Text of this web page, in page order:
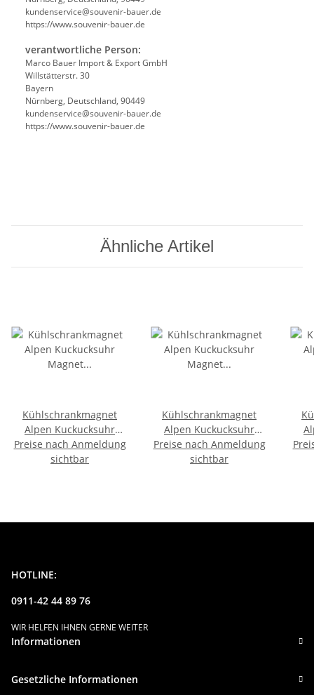
kundenservice@souvenir-bauer.de
https://www.souvenir-bauer.de
verantwortliche Person:
Marco Bauer Import & Export GmbH
Willstätterstr. 30
Bayern
Nürnberg, Deutschland, 90449
kundenservice@souvenir-bauer.de
https://www.souvenir-bauer.de
Ähnliche Artikel
Kühlschrankmagnet
Alpen Kuckucksuhr
Magnet
Urlaubserinnerung
Preise nach Anmeldung
sichtbar
Kühlschrankmagnet
Alpen Kuckucksuhr
Magnet
Urlaubserinnerung
Preise nach Anmeldung
sichtbar
HOTLINE:
0911-42 44 89 76
WIR HELFEN IHNEN GERNE WEITER
Informationen
Gesetzliche Informationen